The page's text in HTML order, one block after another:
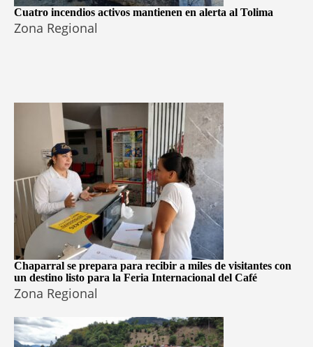
Cuatro incendios activos mantienen en alerta al Tolima
Zona Regional
Chaparral se prepara para recibir a miles de visitantes con
un destino listo para la Feria Internacional del Café
Zona Regional